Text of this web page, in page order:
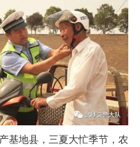
基地县，三夏大忙季节，农